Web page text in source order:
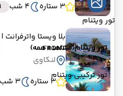
تور ویتنام
تور ویتنام(مشاهده همه)
تور ترکیبی ویتنام
3 ستاره
4 شب
بلا ویستا واترفرانت
FRONT
لنکاوی
3 ستاره
3 شب